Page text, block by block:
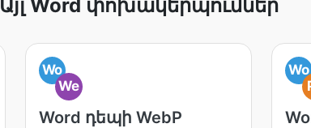
Այլ Word փոխակերպումներ
Wo
We
Word դեպի WebP
Wo